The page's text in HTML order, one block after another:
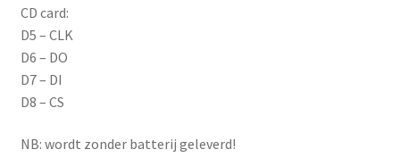
CD card:
D5 – CLK
D6 – DO
D7 – DI
D8 – CS
NB: wordt zonder batterij geleverd!